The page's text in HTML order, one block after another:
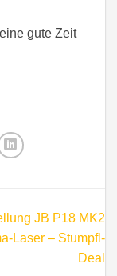
gute Zeit
JB P18 MK2
Laser – Stumpfl-
Deal